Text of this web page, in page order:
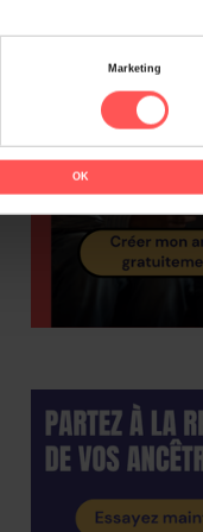
Marketing
OK